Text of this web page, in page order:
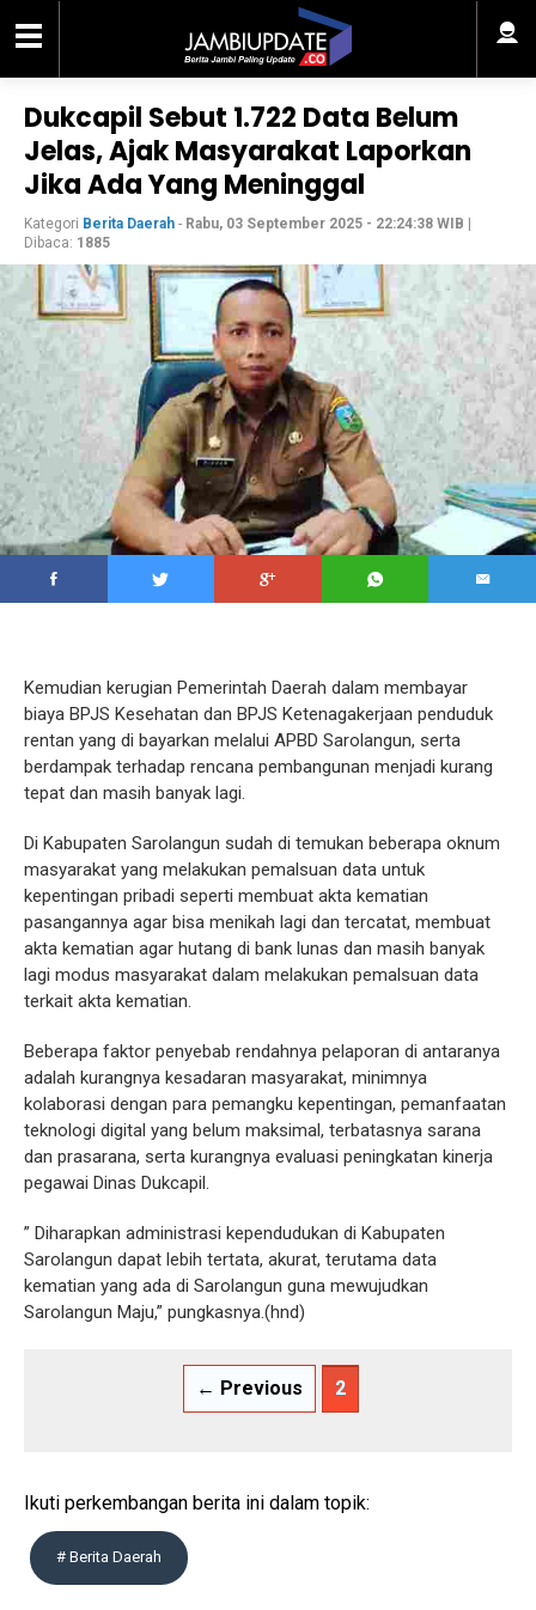
Dukcapil Sebut 1.722 Data Belum
Jelas, Ajak Masyarakat Laporkan
Jika Ada Yang Meninggal
Kategori Berita Daerah - Rabu, 03 September 2025 - 22:24:38 WIB
Dibaca: 1885
Kemudian kerugian Pemerintah Daerah dalam membayar
biaya BPJS Kesehatan dan BPJS Ketenagakerjaan penduduk
rentan yang di bayarkan melalui APBD Sarolangun, serta
berdampak terhadap rencana pembangunan menjadi kurang
tepat dan masih banyak lagi.
Di Kabupaten Sarolangun sudah di temukan beberapa oknum
masyarakat yang melakukan pemalsuan data untuk
kepentingan pribadi seperti membuat akta kematian
pasangannya agar bisa menikah lagi dan tercatat, membuat
akta kematian agar hutang di bank lunas dan masih banyak
lagi modus masyarakat dalam melakukan pemalsuan data
terkait akta kematian.
Beberapa faktor penyebab rendahnya pelaporan di antaranya
adalah kurangnya kesadaran masyarakat, minimnya
kolaborasi dengan para pemangku kepentingan, pemanfaatan
teknologi digital yang belum maksimal, terbatasnya sarana
dan prasarana, serta kurangnya evaluasi peningkatan kinerja
pegawai Dinas Dukcapil.
” Diharapkan administrasi kependudukan di Kabupaten
Sarolangun dapat lebih tertata, akurat, terutama data
kematian yang ada di Sarolangun guna mewujudkan
Sarolangun Maju,” pungkasnya.(hnd)
← Previous 2
Ikuti perkembangan berita ini dalam topik:
# Berita Daerah